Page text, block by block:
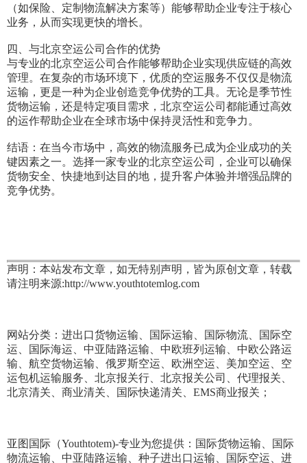
（如保险、定制物流解决方案等）能够帮助企业专注于核心
业务，从而实现更快的增长。
四、与北京空运公司合作的优势
与专业的北京空运公司合作能够帮助企业实现供应链的高效
管理。在复杂的市场环境下，优质的空运服务不仅仅是物流
运输，更是一种为企业创造竞争优势的工具。无论是季节性
货物运输，还是特定项目需求，北京空运公司都能通过高效
的运作帮助企业在全球市场中保持灵活性和竞争力。
结语：在当今市场中，高效的物流服务已成为企业成功的关
键因素之一。选择一家专业的北京空运公司，企业可以确保
货物安全、快捷地到达目的地，提升客户体验并增强品牌的
竞争优势。
声明：本站发布文章，如无特别声明，皆为原创文章，转载
请注明来源:http://www.youthtotemlog.com
网站分类：进出口货物运输、国际运输、国际物流、国际空
运、国际海运、中亚陆路运输、中欧班列运输、中欧公路运
输、航空货物运输、俄罗斯空运、欧洲空运、美加空运、空
运包机运输服务、北京报关行、北京报关公司、代理报关、
北京清关、商业清关、国际快递清关、EMS商业报关；
亚图国际（Youthtotem)-专业为您提供：国际货物运输、国际
物流运输、中亚陆路运输、种子进出口运输、国际空运、进